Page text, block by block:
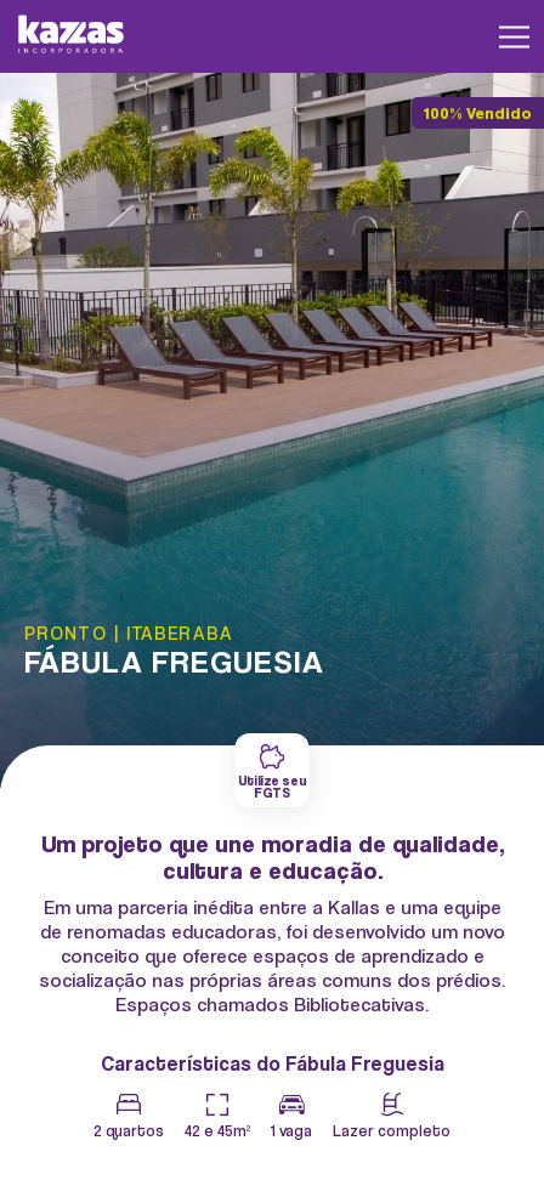
100% Vendido
Utilize seu
FGTS
PRONTO|ITABERABA
FÁBULA FREGUESIA
Um projeto que une moradia de qualidade,
cultura e educação.
Em uma parceria inédita entre a Kallas e uma equipe
de renomadas educadoras, foi desenvolvido um novo
conceito que oferece espaços de aprendizado e
socialização nas próprias áreas comuns dos prédios.
Espaços chamados Bibliotecativas.
Características do Fábula Freguesia
2 quartos 42 e 45m² 1 vaga Lazer completo